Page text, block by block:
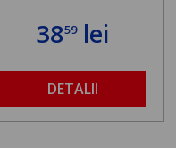
3859lei
DETALII